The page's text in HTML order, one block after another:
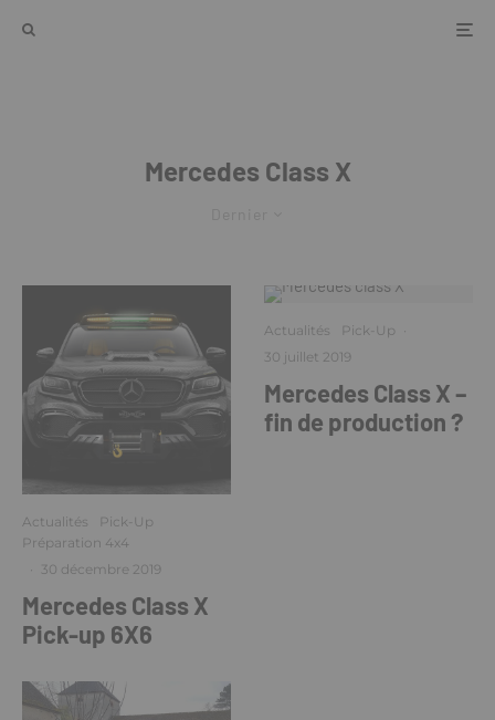
Mercedes Class X
Actualités
Pick-Up
Préparation 4x4
· 30 décembre 2019
Mercedes Class X
Pick-up 6X6
Actualités Pick-Up ·
30 juillet 2019
Mercedes Class X –
fin de production ?